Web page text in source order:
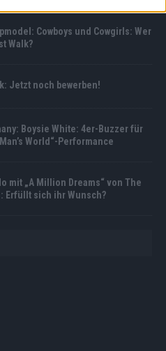
Cowboys und Cowgirls: Wer
Walk?
Jetzt noch bewerben!
Boysie White: 4er-Buzzer für
Man’s World“-Performance
mit „A Million Dreams“ von The
Erfüllt sich ihr Wunsch?